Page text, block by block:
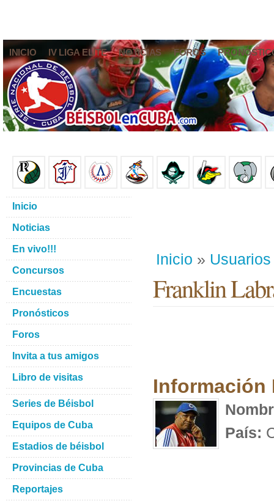
INICIO IV LIGA ELITE NOTICIAS FOROS
Inicio » Usuarios
Franklin
Información
País:
Inicio
Noticias
En vivo!!!
Concursos
Encuestas
Pronósticos
Foros
Invita a tus amigos
Libro de visitas
Series de Béisbol
Equipos de Cuba
Estadios de béisbol
Provincias de Cuba
Reportajes